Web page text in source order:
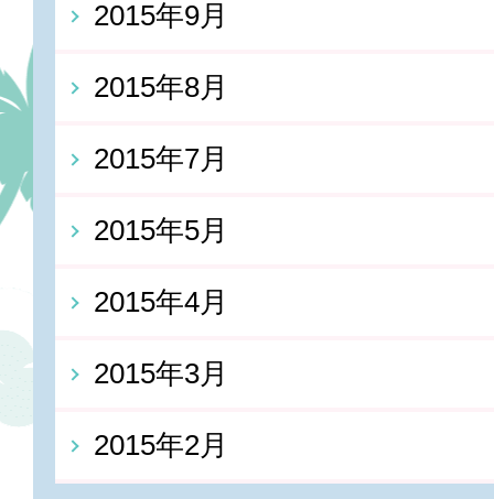
2015年9月
2015年8月
2015年7月
2015年5月
2015年4月
2015年3月
2015年2月